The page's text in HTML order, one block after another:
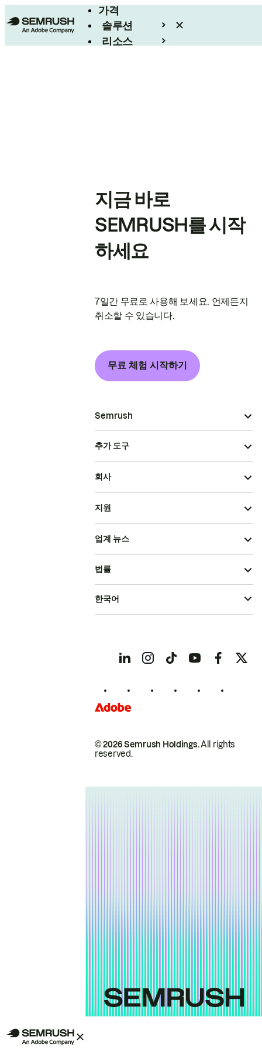
가격
솔루션
리소스
지금 바로
SEMRUSH를 시작
하세요
7일간 무료로 사용해 보세요. 언제든지
취소할 수 있습니다.
무료 체험 시작하기
Semrush
추가 도구
회사
지원
업계 뉴스
© 2026 Semrush Holdings.All rights
reserved.
법률
한국어